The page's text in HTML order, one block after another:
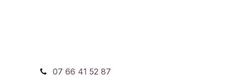
07 66 41 52 87